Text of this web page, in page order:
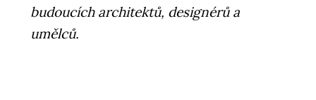
budoucích architektů, designérů a
umělců.